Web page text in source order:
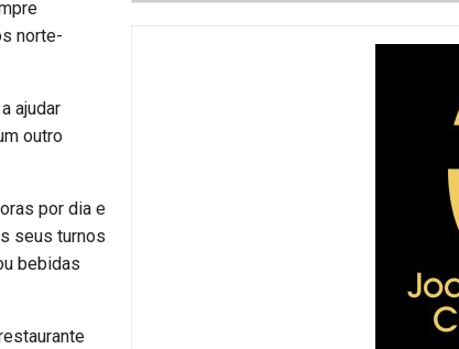
norte-
ajudar
outro
por dia e
seus turnos
bebidas